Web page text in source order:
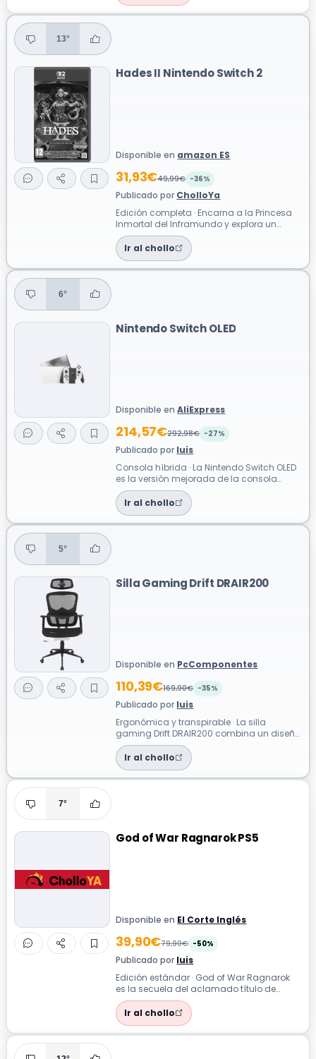
13°
Hades II Nintendo Switch 2
Disponible en amazon ES
31,93€49,99€ -36%
Publicado por CholloYa
Edición completa · Encarna a la Princesa
Inmortal del Inframundo y explora un
mundo más extenso y detallado.
Enfrénta...
Ir al chollo
6°
Nintendo Switch OLED
Disponible enAliExpress
214,57€292,98€ -27%
Publicado por luis
Consola híbrida · La Nintendo Switch OLED
es la versión mejorada de la consola
híbrida de Nintendo, que permite jugar...
Ir al chollo
5°
Silla Gaming Drift DRAIR200
Disponible en PcComponentes
110,39€169,90€ -35%
Publicado por luis
Ergonómica y transpirable · La silla
gaming Drift DRAIR200 combina un diseño
moderno en negro y blanco con un
respald...
Ir al chollo
7°
God of War Ragnarok PS5
Disponible en El Corte Inglés
39,90€79,90€ -50%
Publicado por luis
Edición estándar · God of War Ragnarok
es la secuela del aclamado título de
acción y aventura, donde Kratos y Atreus
... Ir al chollo